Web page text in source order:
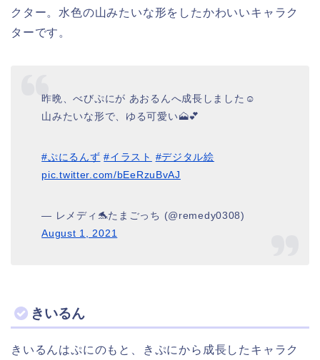
クター。水色の山みたいな形をしたかわいいキャラク
ターです。
昨晩、べびぷにが あおるんへ成長しました☺️
山みたいな形で、ゆる可愛い🗻💕
#ぷにるんず #イラスト #デジタル絵
pic.twitter.com/bEeRzuBvAJ
— レメディ🐬たまごっち (@remedy0308)
August 1, 2021
きいるん
きいるんはぷにのもと、きぷにから成長したキャラク